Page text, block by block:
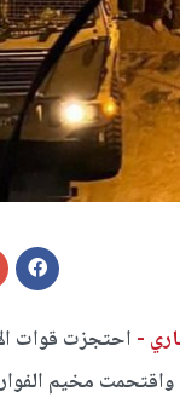
- احتجزت قوات
مخيم